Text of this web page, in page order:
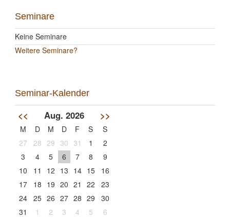
Seminare
Keine Seminare
Weitere Seminare?
Seminar-Kalender
<< Aug. 2026 >>
M D M D F S
S
27
28 29 30 31 1
2
3
4 5 6 7 8
9
10
11 12 13 14 15
16
17
18 19 20 21 22
23
24
25 26 27 28 29
30
31
1 2 3 4 5 6